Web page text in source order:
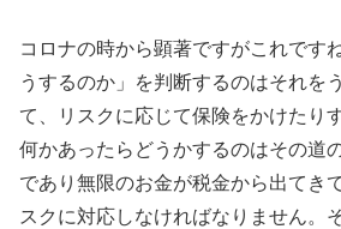
コロナの時から顕著ですがこれです
うするのか」を判断するのはそれを
て、リスクに応じて保険をかけたり
何かあったらどうかするのはその道
であり無限のお金が税金から出てき
スクに対応しなければなりません。